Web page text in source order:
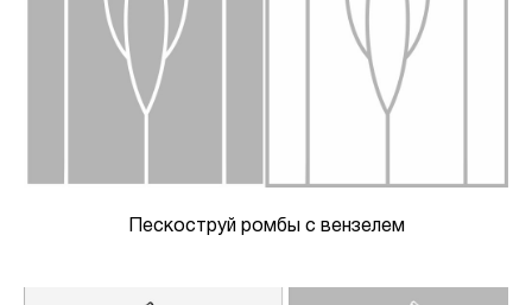
Пескоструй ромбы с вензелем